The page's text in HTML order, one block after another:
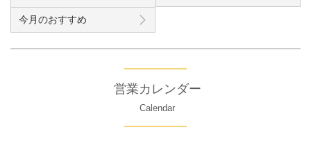
今月のおすすめ
営業カレンダー
Calendar